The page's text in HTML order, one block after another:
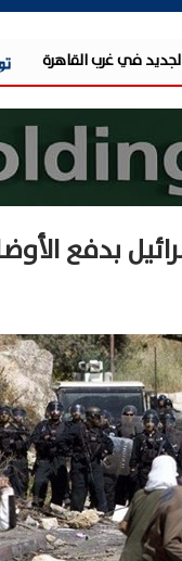
بعد تداول فيديو
بدفع